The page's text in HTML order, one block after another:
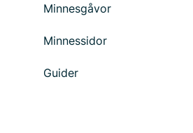
Minnesgåvor
Minnessidor
Guider